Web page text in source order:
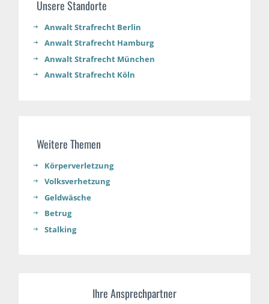
Unsere Standorte
Anwalt Strafrecht Berlin
Anwalt Strafrecht Hamburg
Anwalt Strafrecht München
Anwalt Strafrecht Köln
Weitere Themen
Körperverletzung
Volksverhetzung
Geldwäsche
Betrug
Stalking
Ihre Ansprechpartner